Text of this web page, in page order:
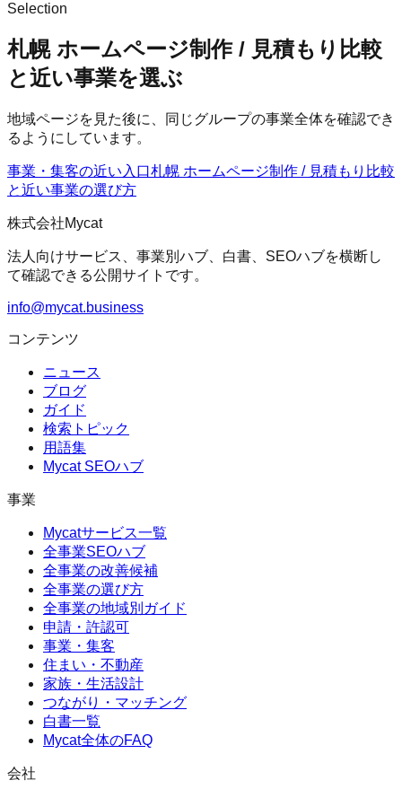
Selection
札幌 ホームページ制作 / 見積もり比較
と近い事業を選ぶ
地域ページを見た後に、同じグループの事業全体を確認でき
るようにしています。
事業・集客の近い入口札幌 ホームページ制作 / 見積もり比較
と近い事業の選び方
株式会社Mycat
法人向けサービス、事業別ハブ、白書、SEOハブを横断し
て確認できる公開サイトです。
info@mycat.business
コンテンツ
ニュース
ブログ
ガイド
検索トピック
用語集
Mycat SEOハブ
事業
Mycatサービス一覧
全事業SEOハブ
全事業の改善候補
全事業の選び方
全事業の地域別ガイド
申請・許認可
事業・集客
住まい・不動産
家族・生活設計
つながり・マッチング
白書一覧
Mycat全体のFAQ
会社